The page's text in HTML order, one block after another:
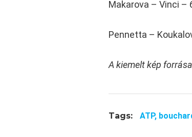
Makarova – Vinci –
Pennetta –
A kiemelt kép
Tags: ATP,